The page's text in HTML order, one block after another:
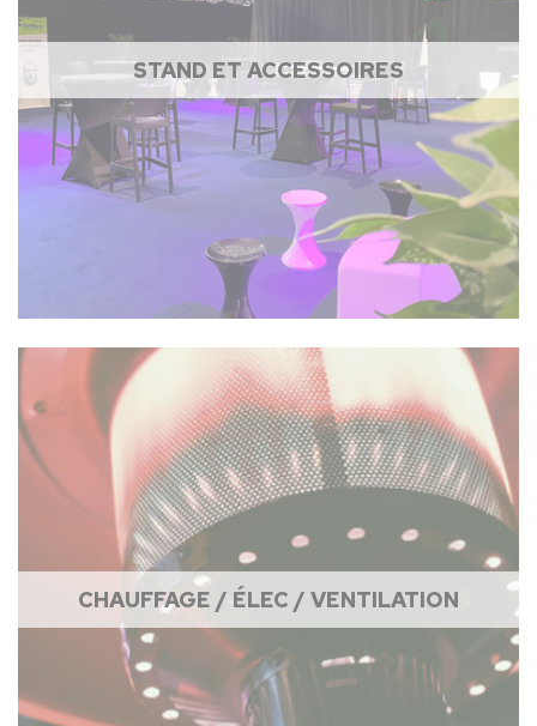
STAND ET ACCESSOIRES
CHAUFFAGE / ÉLEC / VENTILATION